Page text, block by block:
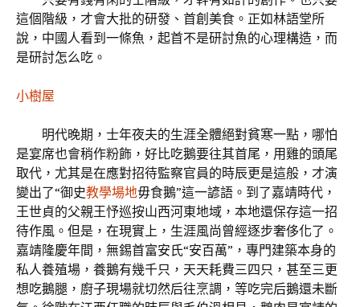
這個階級，才會大批的研發、首創美食。正如林語堂所
說，中國人看到一條魚，起首不是研討魚的心理構造，而
是研討怎么吃。
小樹屋
明代晚期，士年夜夫的生涯全體絕對貧寒一點，哪怕
是宴席也會稍作粉飾，好比吃鵝要往其首尾，用雞的頭尾
取代，尤其是在應對招待監察官員的時辰更是這般，才演
變出了“御史教學場地毋食鵝”這一諺語。到了嘉靖時代，
王世貞的父親王忬巡按山西河東地域，本地還保存這一招
待作風。但是，在現實上，生涯風尚曾經逐步奢侈化了。
嘉靖隆慶年間，無錫首富安氏“安百萬”，專門建築本身的
私人養殖場，養鵝有幾千只，天天耗費三四只，甚至三更
想吃鵝腿，廚子現場就切然后往烹調，等吃完后鵝還未斷